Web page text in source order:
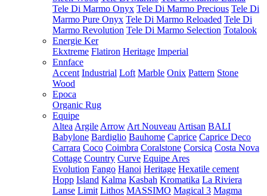
Tele Di Marmo Onyx Tele Di Marmo Precious Tele Di
Marmo Pure Onyx Tele Di Marmo Reloaded Tele Di
Marmo Revolution Tele Di Marmo Selection Totalook
Energie Ker
Ekxtreme Flatiron Heritage Imperial
Ennface
Accent Industrial Loft Marble Onix Pattern Stone
Wood
Epoca
Organic Rug
Equipe
Altea Argile Arrow Art Nouveau Artisan BALI
Babylone Bardiglio Bauhome Caprice Caprice Deco
Carrara Coco Coimbra Coralstone Corsica Costa Nova
Cottage Country Curve Equipe Ares
Evolution Fango Hanoi Heritage Hexatile cement
Hopp Island Kalma Kasbah Kromatika La Riviera
Lanse Limit Lithos MASSIMO Magical 3 Magma